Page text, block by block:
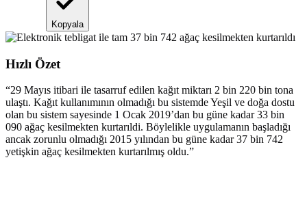
Kopyala
Hızlı Özet
“29 Mayıs itibari ile tasarruf edilen kağıt miktarı 2 bin 220 bin tona
ulaştı. Kağıt kullanımının olmadığı bu sistemde Yeşil ve doğa dostu
olan bu sistem sayesinde 1 Ocak 2019’dan bu güne kadar 33 bin
090 ağaç kesilmekten kurtarıldi. Böylelikle uygulamanın başladığı
ancak zorunlu olmadığı 2015 yılından bu güne kadar 37 bin 742
yetişkin ağaç kesilmekten kurtarılmış oldu.”